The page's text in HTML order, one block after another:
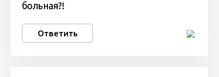
больная?!
Ответить